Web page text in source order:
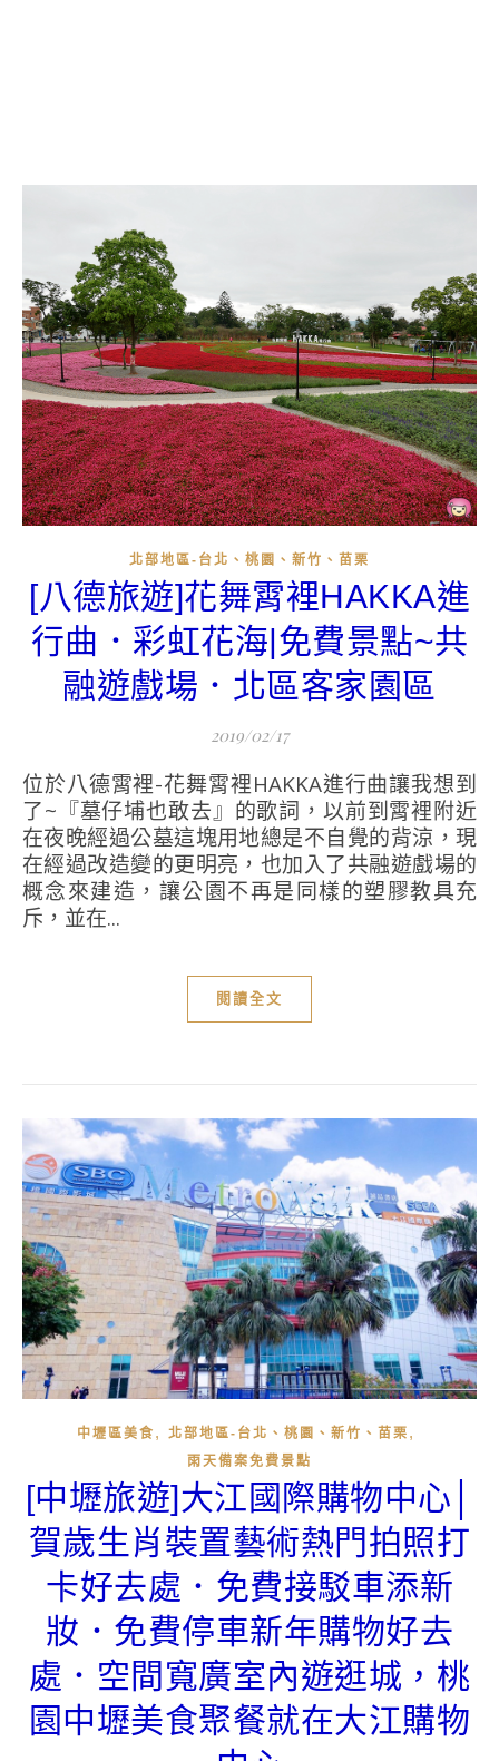
北部地區-台北、桃園、新竹、苗栗
[八德旅遊]花舞霄裡HAKKA進
行曲．彩虹花海|免費景點~共
融遊戲場．北區客家園區
2019/02/17
位於八德霄裡-花舞霄裡HAKKA進行曲讓我想到
了~『墓仔埔也敢去』的歌詞，以前到霄裡附近
在夜晚經過公墓這塊用地總是不自覺的背涼，現
在經過改造變的更明亮，也加入了共融遊戲場的
概念來建造，讓公園不再是同樣的塑膠教具充
斥，並在...
閱讀全文
中壢區美食 , 北部地區-台北、桃園、新竹、苗栗 ,
雨天備案免費景點
[中壢旅遊]大江國際購物中心│
賀歲生肖裝置藝術熱門拍照打
卡好去處．免費接駁車添新
妝．免費停車新年購物好去
處．空間寬廣室內遊逛城，桃
園中壢美食聚餐就在大江購物